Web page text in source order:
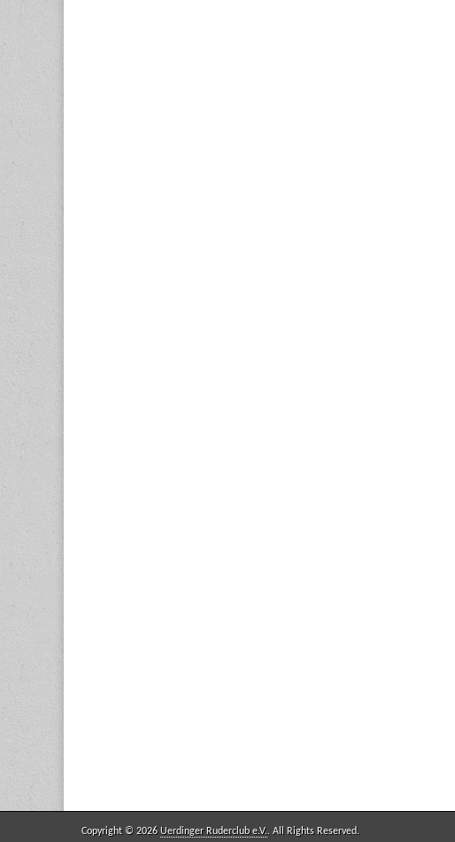
Copyright © 2026Uerdinger Ruderclub e.V.. All Rights Reserved.